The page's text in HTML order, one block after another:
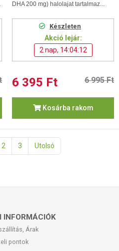
DHA 200 mg) halolajat tartalmaz...
Készleten
Akció lejár:
2 nap, 14:04:11
6 395 Ft 6 995 Ft
Kosárba rakom
2 3 Utolsó
Árak
pontok